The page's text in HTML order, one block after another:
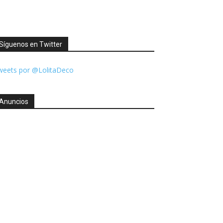
en Twitter
por @LolitaDeco